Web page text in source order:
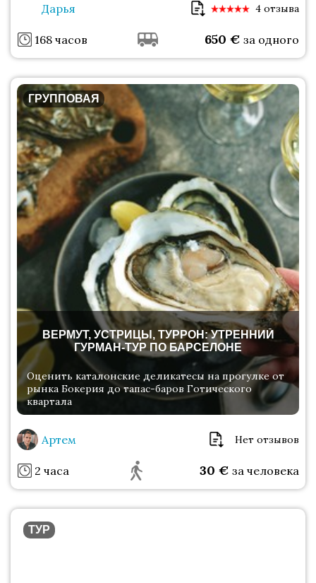
Дарья 4 отзыва
168 часов 650 € за одного
ГРУППОВАЯ
ВЕРМУТ, УСТРИЦЫ, ТУРРОН: УТРЕННИЙ
ГУРМАН-ТУР ПО БАРСЕЛОНЕ
Оценить каталонские деликатесы на прогулке от
рынка Бокерия до тапас-баров Готического
квартала
Артем Нет отзывов
2 часа 30 € за человека
ТУР